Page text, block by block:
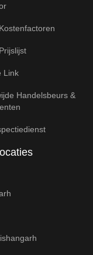
Link
Handelsbeurs &